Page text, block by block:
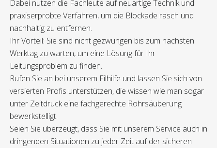
Dabei nutzen die Fachleute auf neuartige Technik und
praxiserprobte Verfahren, um die Blockade rasch und
nachhaltig zu entfernen.
Ihr Vorteil: Sie sind nicht gezwungen bis zum nächsten
Werktag zu warten, um eine Lösung für Ihr
Leitungsproblem zu finden.
Rufen Sie an bei unserem Eilhilfe und lassen Sie sich von
versierten Profis unterstützen, die wissen wie man sogar
unter Zeitdruck eine fachgerechte Rohrsäuberung
bewerkstelligt.
Seien Sie überzeugt, dass Sie mit unserem Service auch in
dringenden Situationen zu jeder Zeit auf der sicheren